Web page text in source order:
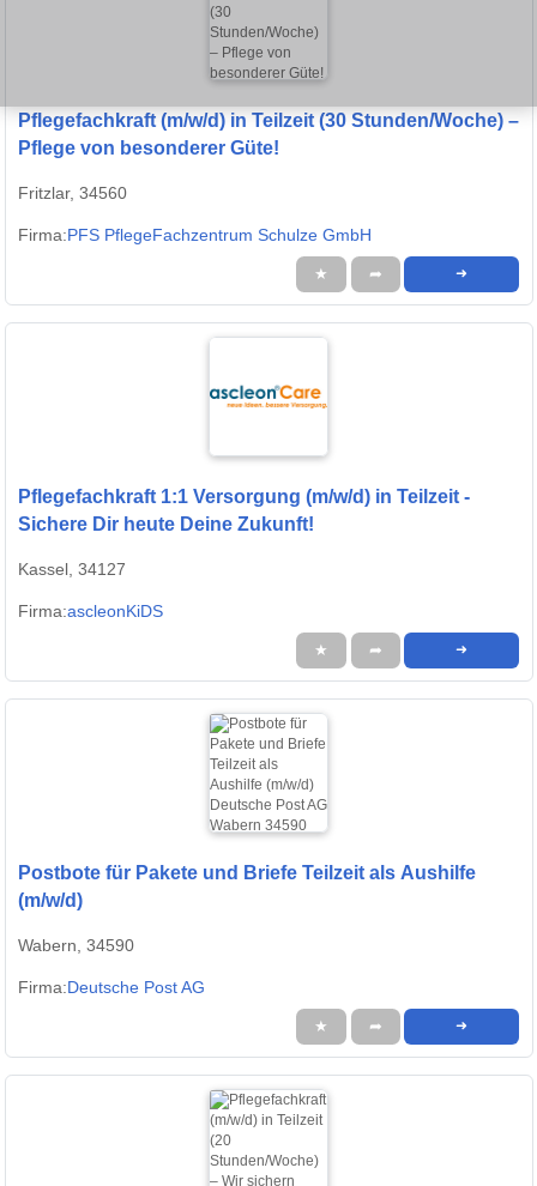
Pflegefachkraft (m/w/d) in Teilzeit (30 Stunden/Woche) –
Pflege von besonderer Güte!
Fritzlar, 34560
Firma:PFS PflegeFachzentrum Schulze GmbH
★ ➦ ➜
Pflegefachkraft 1:1 Versorgung (m/w/d) in Teilzeit -
Sichere Dir heute Deine Zukunft!
Kassel, 34127
Firma:ascleonKiDS
★ ➦ ➜
Postbote für Pakete und Briefe Teilzeit als Aushilfe
(m/w/d)
Wabern, 34590
Firma:Deutsche Post AG
★ ➦ ➜